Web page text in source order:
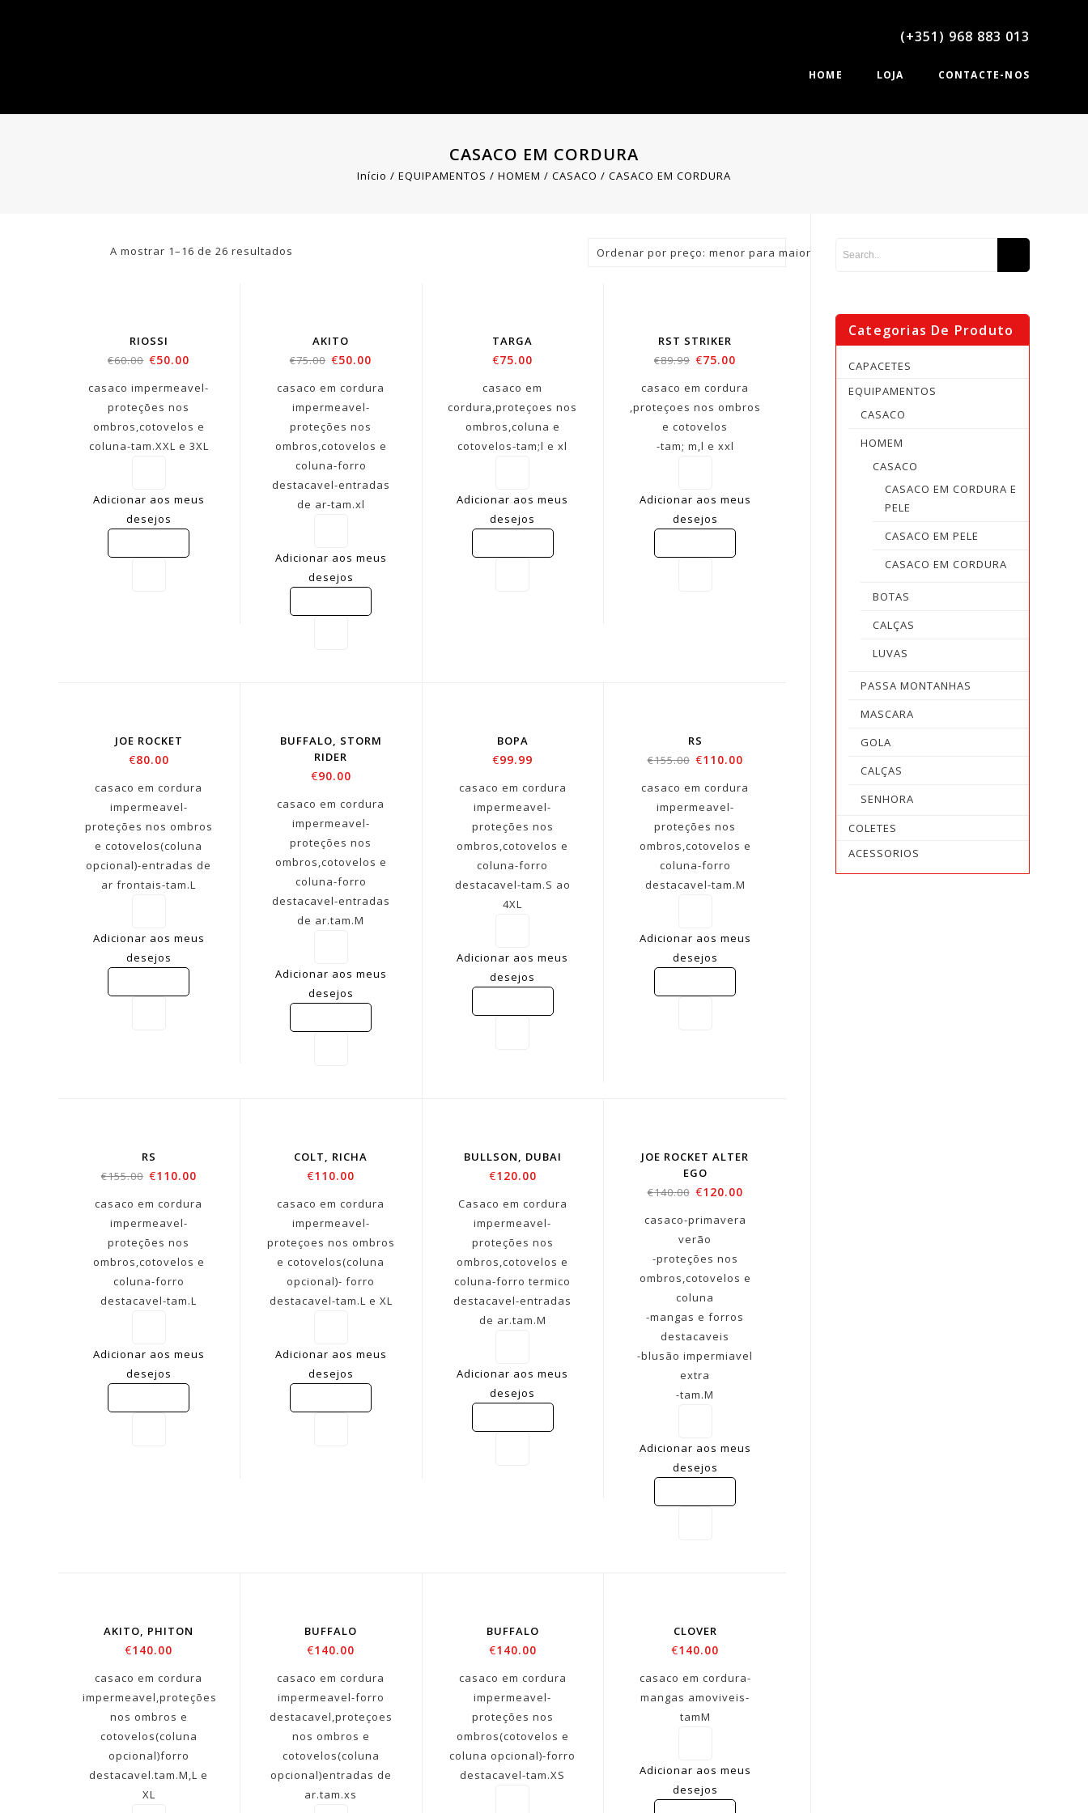
(+351) 968 883 013
HOME LOJA CONTACTE-NOS
CASACO EM CORDURA
Início / EQUIPAMENTOS / HOMEM / CASACO / CASACO EM CORDURA
A mostrar 1–16 de 26 resultados Ordenar por preço: menor para maior
RIOSSI
€60.00 €50.00
casaco impermeavel-
proteções nos
ombros,cotovelos e
coluna-tam.XXL e 3XL
Adicionar aos meus
desejos
AKITO
€75.00 €50.00
casaco em cordura
impermeavel-
proteções nos
ombros,cotovelos e
coluna-forro
destacavel-entradas
de ar-tam.xl
Adicionar aos meus
desejos
TARGA
€75.00
casaco em
cordura,proteçoes nos
ombros,coluna e
cotovelos-tam;l e xl
Adicionar aos meus
desejos
RST STRIKER
€89.99 €75.00
casaco em cordura
,proteçoes nos ombros
e cotovelos
-tam; m,l e xxl
Adicionar aos meus
desejos
JOE ROCKET
€80.00
casaco em cordura
impermeavel-
proteções nos ombros
e cotovelos(coluna
opcional)-entradas de
ar frontais-tam.L
Adicionar aos meus
desejos
BUFFALO, STORM
RIDER
€90.00
casaco em cordura
impermeavel-
proteções nos
ombros,cotovelos e
coluna-forro
destacavel-entradas
de ar.tam.M
Adicionar aos meus
desejos
BOPA
€99.99
casaco em cordura
impermeavel-
proteções nos
ombros,cotovelos e
coluna-forro
destacavel-tam.S ao
4XL
Adicionar aos meus
desejos
RS
€155.00 €110.00
casaco em cordura
impermeavel-
proteções nos
ombros,cotovelos e
coluna-forro
destacavel-tam.M
Adicionar aos meus
desejos
RS
€155.00 €110.00
casaco em cordura
impermeavel-
proteções nos
ombros,cotovelos e
coluna-forro
destacavel-tam.L
Adicionar aos meus
desejos
COLT, RICHA
€110.00
casaco em cordura
impermeavel-
proteçoes nos ombros
e cotovelos(coluna
opcional)- forro
destacavel-tam.L e XL
Adicionar aos meus
desejos
BULLSON, DUBAI
€120.00
Casaco em cordura
impermeavel-
proteções nos
ombros,cotovelos e
coluna-forro termico
destacavel-entradas
de ar.tam.M
Adicionar aos meus
desejos
JOE ROCKET ALTER
EGO
€140.00 €120.00
casaco-primavera
verão
-proteções nos
ombros,cotovelos e
coluna
-mangas e forros
destacaveis
-blusão impermiavel
extra
-tam.M
Adicionar aos meus
desejos
AKITO, PHITON
€140.00
casaco em cordura
impermeavel,proteções
nos ombros e
cotovelos(coluna
opcional)forro
destacavel.tam.M,L e
XL
BUFFALO
€140.00
casaco em cordura
impermeavel-forro
destacavel,proteçoes
nos ombros e
cotovelos(coluna
opcional)entradas de
ar.tam.xs
BUFFALO
€140.00
casaco em cordura
impermeavel-
proteções nos
ombros(cotovelos e
coluna opcional)-forro
destacavel-tam.XS
CLOVER
€140.00
casaco em cordura-
mangas amoviveis-
tamM
Adicionar aos meus
desejos
Categorias De Produto
CAPACETES
EQUIPAMENTOS
CASACO
HOMEM
CASACO
CASACO EM CORDURA E
PELE
CASACO EM PELE
CASACO EM CORDURA
BOTAS
CALÇAS
LUVAS
PASSA MONTANHAS
MASCARA
GOLA
CALÇAS
SENHORA
COLETES
ACESSORIOS